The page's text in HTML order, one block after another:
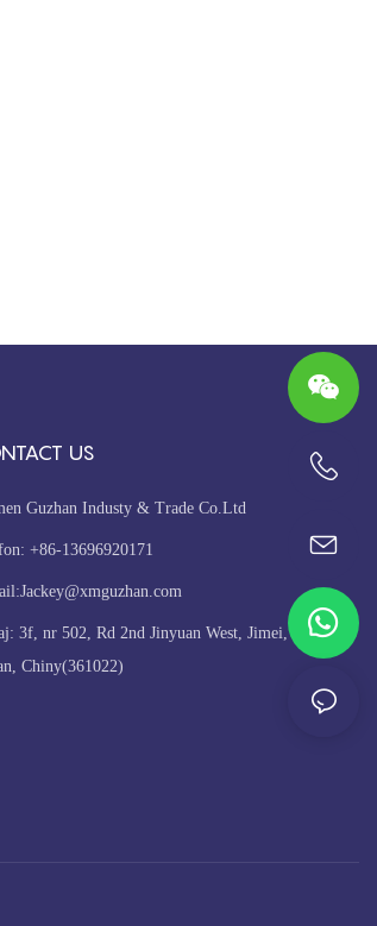
US
Guzhan Industy & Trade Co.Ltd
+86-13696920171
Jackey@xmguzhan.com
3f, nr 502, Rd 2nd Jinyuan West, Jimei, Xiamen,
Chiny(361022)